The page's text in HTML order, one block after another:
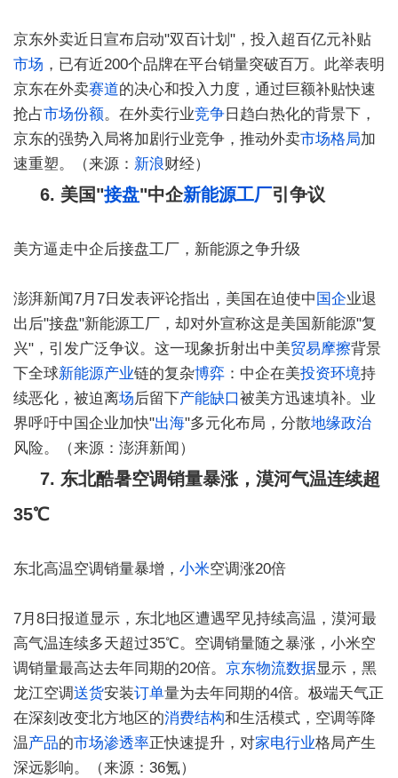
京东外卖近日宣布启动"双百计划"，投入超百亿元补贴
市场 ，已有近200个品牌在平台销量突破百万。此举表明
京东在外卖赛道的决心和投入力度，通过巨额补贴快速
抢占市场份额。在外卖行业竞争 日趋白热化的背景下，
京东的强势入局将加剧行业竞争，推动外卖市场格局加
速重塑。（来源： 新浪财经）
6. 美国"接盘"中企新能源工厂引争议
美方逼走中企后接盘工厂，新能源之争升级
澎湃新闻7月7日发表评论指出，美国在迫使中 国企业退
出后"接盘"新能源工厂，却对外宣称这是美国新能源"复
兴"，引发广泛争议。这一现象折射出中美贸易摩擦背景
下全球新能源产业链的复杂博弈 ：中企在美投资环境持
续恶化，被迫离场后留下产能缺口被美方迅速填补。业
界呼吁中国企业加快"出海"多元化布局，分散地缘政治
风险。（来源：澎湃新闻）
7. 东北酷暑空调销量暴涨，漠河气温连续超
35℃
东北高温空调销量暴增， 小米空调涨20倍
7月8日报道显示，东北地区遭遇罕见持续高温，漠河最
高气温连续多天超过35℃。空调销量随之暴涨，小米空
调销量最高达去年同期的20倍。 京东物流数据显示，黑
龙江空调送货安装订单量为去年同期的4倍。极端天气正
在深刻改变北方地区的消费结构和生活模式，空调等降
温产品的市场渗透率正快速提升，对家电行业格局产生
深远影响。（来源：36氪）